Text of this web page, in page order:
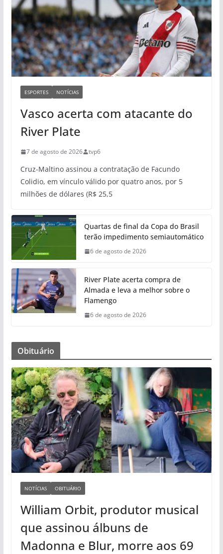
ESPORTES NOTÍCIAS
Vasco acerta com atacante do
River Plate
7 de agosto de 2026 tvp6
Cruz-Maltino assinou a contratação de Facundo
Colidio, em vínculo válido por quatro anos, por 5
milhões de dólares (R$ 25,5
Quartas de final da Copa do Brasil
terão impedimento semiautomático
6 de agosto de 2026
River Plate acerta compra de
Almada e leva a melhor sobre o
Flamengo
6 de agosto de 2026
Obituário
NOTÍCIAS OBITUÁRIO
William Orbit, produtor musical
que assinou álbuns de
Madonna e Blur, morre aos 69